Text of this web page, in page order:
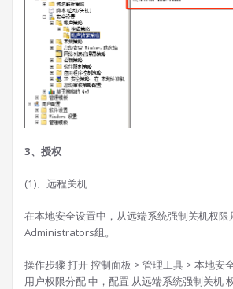
3、授权
(1)、远程关机
在本地安全设置中，从远端系统强制关机权限
Administrators组。
操作步骤 打开 控制面板 > 管理工具 > 本地安
用户权限分配 中，配置 从远端系统强制关机